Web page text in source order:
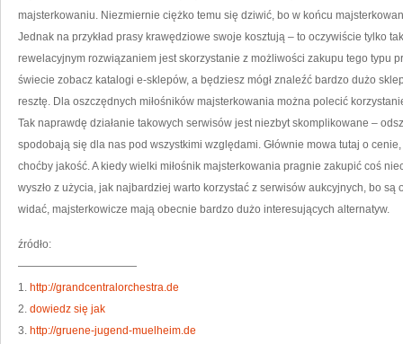
majsterkowaniu. Niezmiernie ciężko temu się dziwić, bo w końcu
Jednak na przykład prasy krawędziowe swoje kosztują – to oczywiście tylko
rewelacyjnym rozwiązaniem jest skorzystanie z możliwości zakupu tego typu
świecie zobacz katalogi e-sklepów, a będziesz mógł znaleźć bardzo dużo
resztę. Dla oszczędnych miłośników majsterkowania można polecić
Tak naprawdę działanie takowych serwisów jest niezbyt skomplikowane –
spodobają się dla nas pod wszystkimi względami. Głównie mowa tutaj o
choćby jakość. A kiedy wielki miłośnik majsterkowania pragnie zakupić coś
wyszło z użycia, jak najbardziej warto korzystać z serwisów aukcyjnych, bo
widać, majsterkowicze mają obecnie bardzo dużo interesujących alternatyw.
źródło:
———————————
1. http://grandcentralorchestra.de
2. dowiedz się jak
3. http://gruene-jugend-muelheim.de